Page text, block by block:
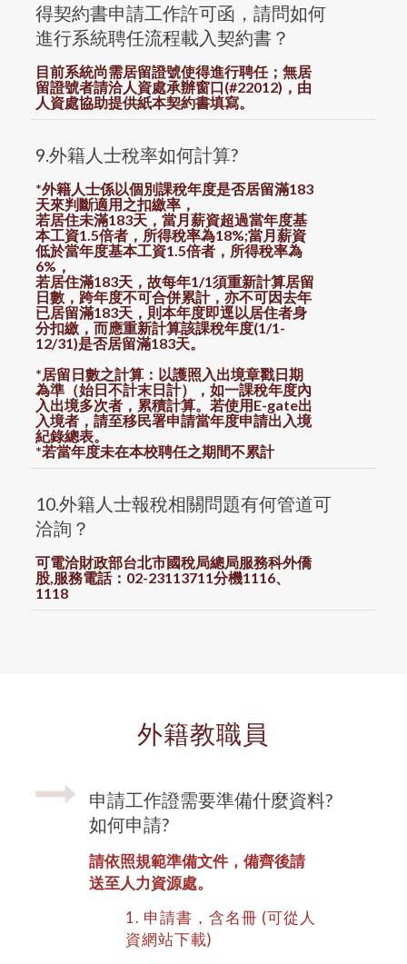
得契約書申請工作許可函，請問如何
進行系統聘任流程載入契約書？
目前系統尚需居留證號使得進行聘任；無居
留證號者請洽人資處承辦窗口(#22012)，由
人資處協助提供紙本契約書填寫。
9.外籍人士稅率如何計算?
*外籍人士係以個別課稅年度是否居留滿183
天來判斷適用之扣繳率，
若居住未滿183天，當月薪資超過當年度基
本工資1.5倍者，所得稅率為18%;當月薪資
低於當年度基本工資1.5倍者，所得稅率為
6%，
若居住滿183天， 故每年1/1須重新計算居留
日數，跨年度不可合併累計，亦不可因去年
已居留滿183天，則本年度即逕以居住者身
分扣繳，而應重新計算該課稅年度(1/1-
12/31)是否居留滿183天。
*居留日數之計算：以護照入出境章戳日期
為準（始日不計末日計），如一課稅年度內
入出境多次者，累積計算。若使用E-gate出
入境者，請至移民署申請當年度申請出入境
紀錄總表。
*若當年度未在本校聘任之期間不累計
10.外籍人士報稅相關問題有何管道可
洽詢？
可電洽財政部台北市國稅局總局服務科外僑
股,服務電話：02-23113711分機1116、
1118
外籍教職員
申請工作證需要準備什麼資料?
如何申請?
請依照規範準備文件，備齊後請
送至人力資源處。
1. 申請書，含名冊 (可從人
資網站下載)